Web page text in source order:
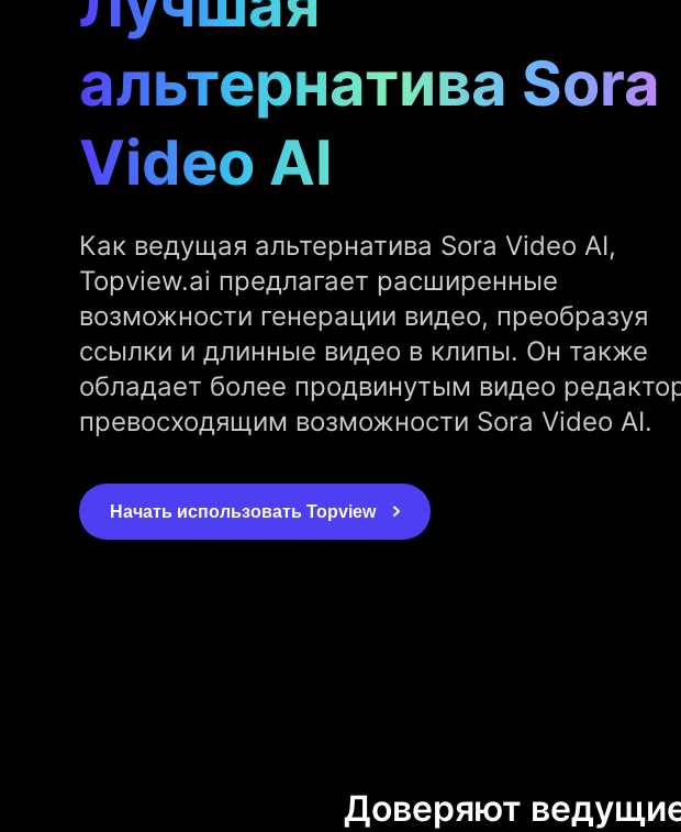
альтернатива Sora
Video AI
Как ведущая альтернатива Sora Video AI,
Topview.ai предлагает расширенные
возможности генерации видео, преобразуя
ссылки и длинные видео в клипы. Он также
обладает более продвинутым видео
превосходящим возможности Sora Video AI.
Начать использовать Topview
Доверяют